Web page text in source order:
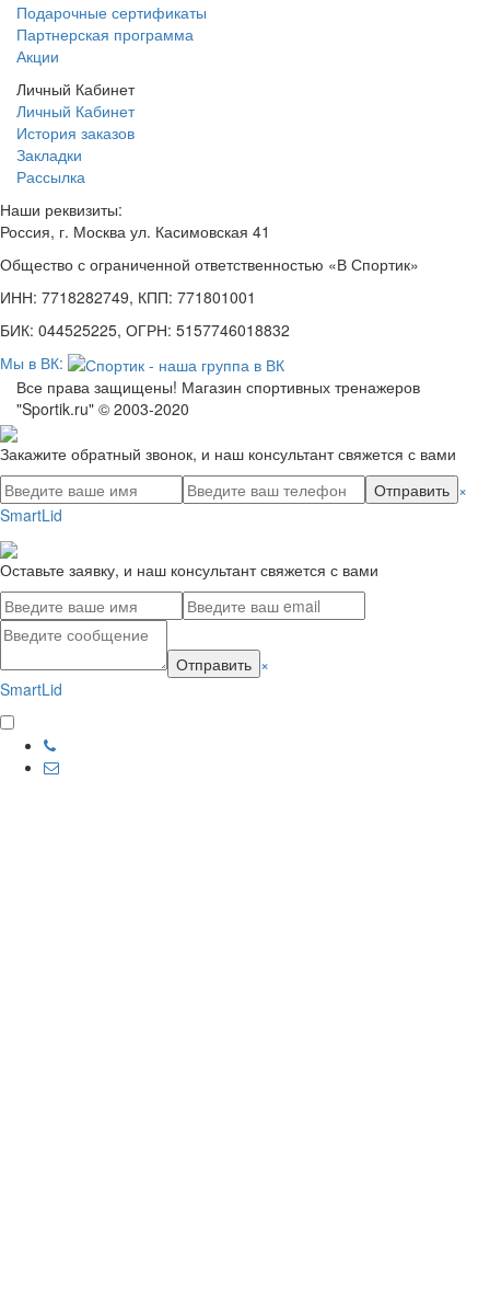
Подарочные сертификаты
Партнерская программа
Акции
Личный Кабинет
Личный Кабинет
История заказов
Закладки
Рассылка
Наши реквизиты:
Россия, г. Москва ул. Касимовская 41
Общество с ограниченной ответственностью «В Спортик»
ИНН: 7718282749, КПП: 771801001
БИК: 044525225, ОГРН: 5157746018832
Мы в ВК:
Все права защищены! Магазин спортивных тренажеров
"Sportik.ru" © 2003-2020
Закажите обратный звонок, и наш консультант свяжется с вами
Отправить ×
SmartLid
Оставьте заявку, и наш консультант свяжется с вами
Отправить ×
SmartLid